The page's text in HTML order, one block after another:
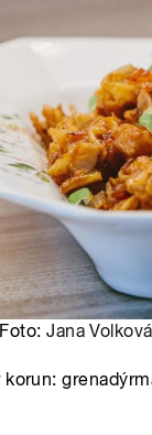
Jana Volková